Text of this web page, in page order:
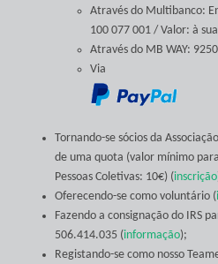
Através do Multibanco:
100 077 001 / Valor: à
Através do MB WAY:
Via
Tornando-se sócios da
de uma quota (valor mínimo
Pessoas Coletivas: 10€) (inscrição
Oferecendo-se como voluntário (
Fazendo a consignação do IRS
506.414.035 (informação);
Registando-se como nosso